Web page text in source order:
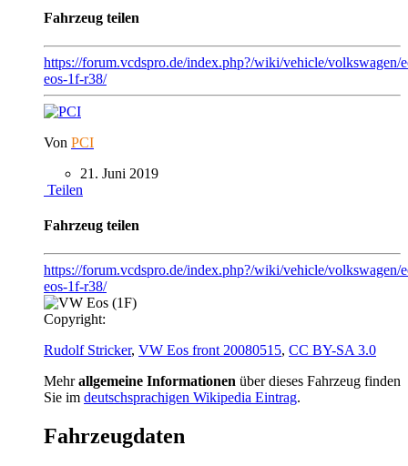
Fahrzeug teilen
https://forum.vcdspro.de/index.php?/wiki/vehicle/volkswagen/
eos-1f-r38/
Von PCI
21. Juni 2019
Teilen
Fahrzeug teilen
https://forum.vcdspro.de/index.php?/wiki/vehicle/volkswagen/
eos-1f-r38/
Copyright:
Rudolf Stricker, VW Eos front 20080515, CC BY-SA 3.0
Mehrallgemeine Informationen über dieses Fahrzeug finden
Sie im deutschsprachigen Wikipedia Eintrag.
Fahrzeugdaten